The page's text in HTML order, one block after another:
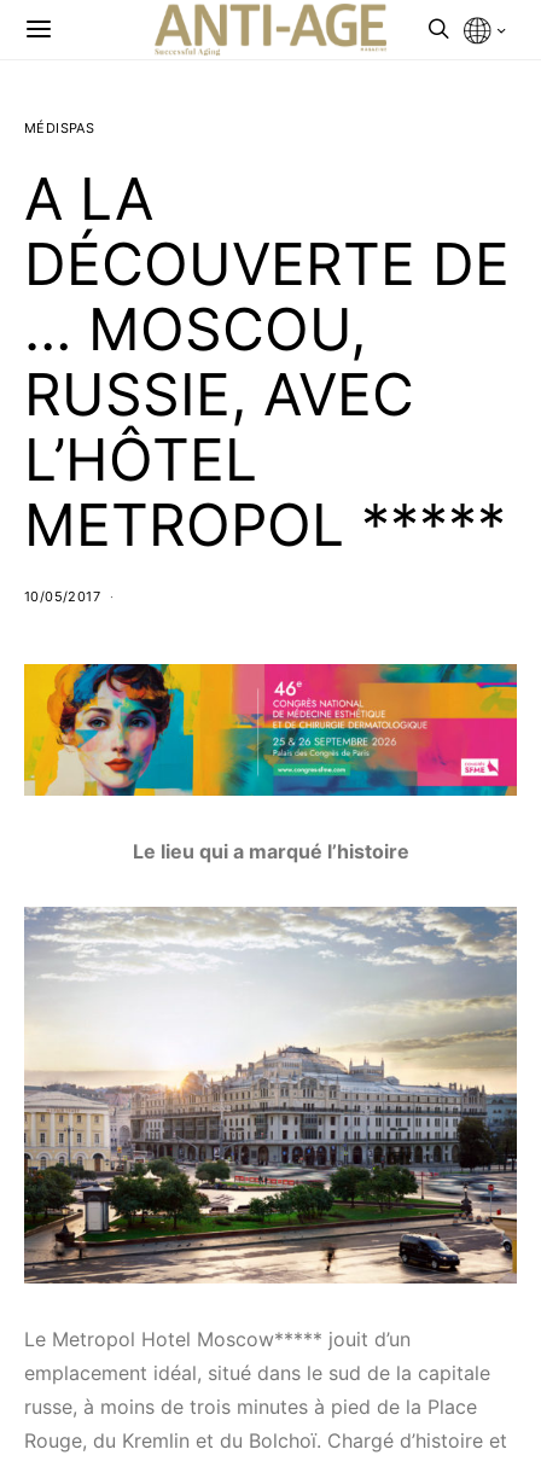
MÉDISPAS
A LA
DÉCOUVERTE DE
… MOSCOU,
RUSSIE, AVEC
L’HÔTEL
METROPOL *****
10/05/2017
Le lieu qui a marqué l’histoire
Le Metropol Hotel Moscow***** jouit d’un
emplacement idéal, situé dans le sud de la capitale
russe, à moins de trois minutes à pied de la Place
Rouge, du Kremlin et du Bolchoï. Chargé d’histoire et